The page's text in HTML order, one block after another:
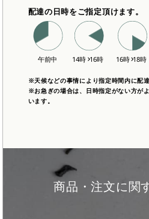
配達の日時をご指定頂けます。
※天候などの事情により指定時間内に配
※お急ぎの場合は、日時指定がない方が
います。
商品・注文に関